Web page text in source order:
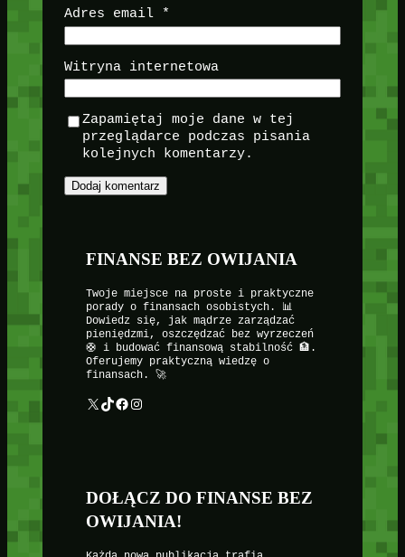
Adres email *
Witryna internetowa
Zapamiętaj moje dane w tej
przeglądarce podczas pisania
kolejnych komentarzy.
FINANSE BEZ OWIJANIA
Twoje miejsce na proste i praktyczne
porady o finansach osobistych. 📊
Dowiedz się, jak mądrze zarządzać
pieniędzmi, oszczędzać bez wyrzeczeń
🛟 i budować finansową stabilność 🏦.
Oferujemy praktyczną wiedzę o
finansach. 🚀
X TikTok Facebook Instagram
DOŁĄCZ DO FINANSE BEZ
OWIJANIA!